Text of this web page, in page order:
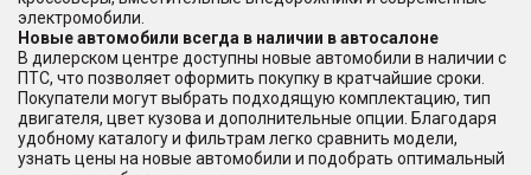
электромобили.
Новые автомобили всегда в наличии в автосалоне
В дилерском центре доступны новые автомобили в наличии с
ПТС, что позволяет оформить покупку в кратчайшие сроки.
Покупатели могут выбрать подходящую комплектацию, тип
двигателя, цвет кузова и дополнительные опции. Благодаря
удобному каталогу и фильтрам легко сравнить модели,
узнать цены на новые автомобили и подобрать оптимальный